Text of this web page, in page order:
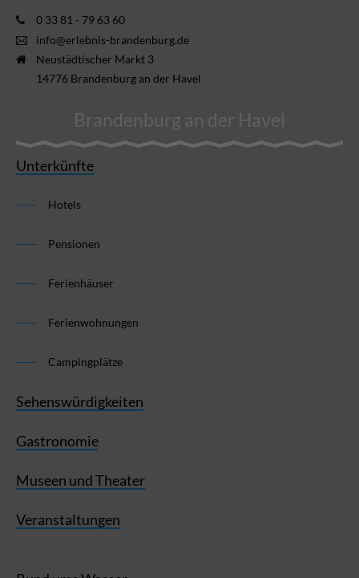
0 33 81 - 79 63 60
info@erlebnis-brandenburg.de
Neustädtischer Markt 3
14776 Brandenburg an der Havel
Brandenburg an der Havel
Unterkünfte
Hotels
Pensionen
Ferienhäuser
Ferienwohnungen
Campingplätze
Sehenswürdigkeiten
Gastronomie
Museen und Theater
Veranstaltungen